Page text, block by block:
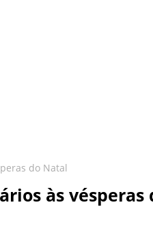
do Natal
às vésperas